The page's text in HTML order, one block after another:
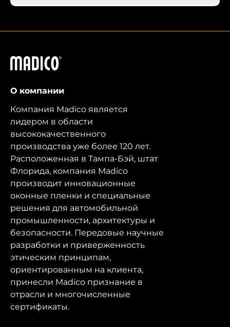
Мадико
О компании
Компания Madico является
лидером в области
высококачественного
производства уже более 120 лет.
Расположенная в Тампа-Бэй, штат
Флорида, компания Madico
производит инновационные
оконные пленки и специальные
решения для автомобильной
промышленности, архитектуры и
безопасности. Передовые научные
разработки и приверженность
этическим принципам,
ориентированным на клиента,
принесли Madico признание в
отрасли и многочисленные
сертификаты.